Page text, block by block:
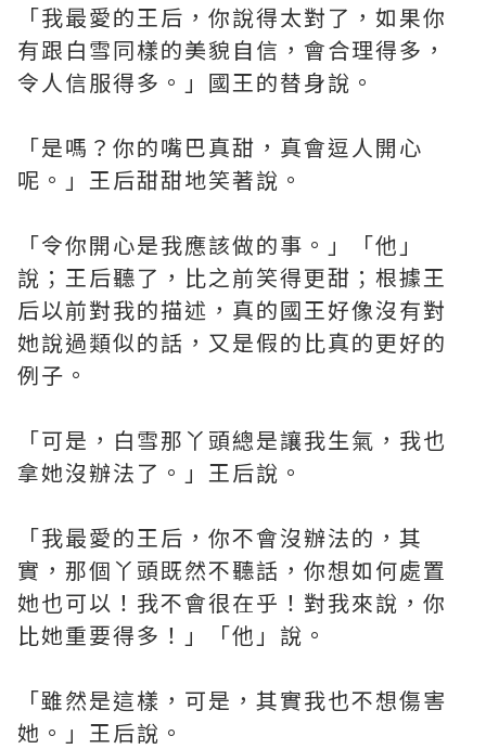
「我最愛的王后，你說得太對了，如果你
有跟白雪同樣的美貌自信，會合理得多，
令人信服得多。」國王的替身說。
「是嗎？你的嘴巴真甜，真會逗人開心
呢。」王后甜甜地笑著說。
「令你開心是我應該做的事。」「他」
說；王后聽了，比之前笑得更甜；根據王
后以前對我的描述，真的國王好像沒有對
她說過類似的話，又是假的比真的更好的
例子。
「可是，白雪那丫頭總是讓我生氣，我也
拿她沒辦法了。」王后說。
「我最愛的王后，你不會沒辦法的，其
實，那個丫頭既然不聽話，你想如何處置
她也可以！我不會很在乎！對我來說，你
比她重要得多！」「他」說。
「雖然是這樣，可是，其實我也不想傷害
她。」王后說。